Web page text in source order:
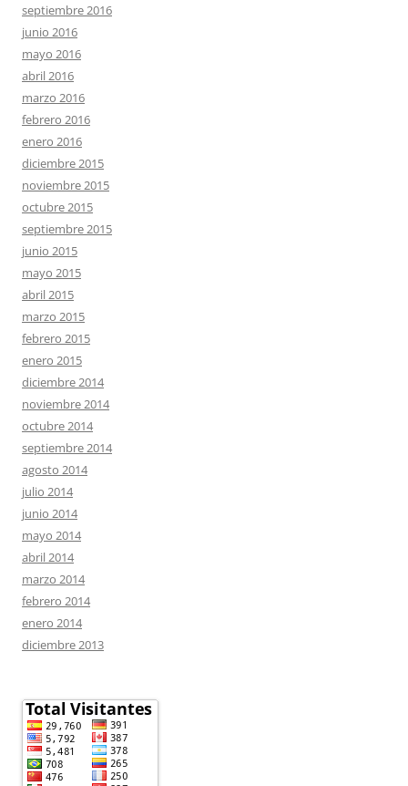
septiembre 2016
junio 2016
mayo 2016
abril 2016
marzo 2016
febrero 2016
enero 2016
diciembre 2015
noviembre 2015
octubre 2015
septiembre 2015
junio 2015
mayo 2015
abril 2015
marzo 2015
febrero 2015
enero 2015
diciembre 2014
noviembre 2014
octubre 2014
septiembre 2014
agosto 2014
julio 2014
junio 2014
mayo 2014
abril 2014
marzo 2014
febrero 2014
enero 2014
diciembre 2013